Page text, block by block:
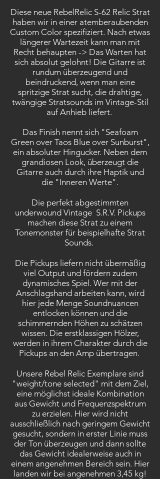
Diese neue RebelRelic S-62 Relic Strat
haben wir in einer atemberaubenden
Custom Color spezifiziert. Nach etwas
längerer Wartezeit kann man mit
Recht behaupten -> Das Warten hat
sich absolut gelohnt! Die Gitarre ist
rundum überzeugend und
beindruckend, wenn man eine
spritzige Strat sucht, die drahtige,
twängige Stratsounds im Vintage-Stil
auf Anhieb liefert.
Das Finish nennt sich "Seafoam
Green over Taos Blue over Sunburst",
ein absoluter Hingucker. Neben dem
grandiosen Look, überzeugt die
Gitarre auch durch ihre Haptik und
die "Inneren Werte".
Die perfekt abgestimmten
underwound Vintage S.R.V. Pickups
machen diese Strat zu einem
Tonemonster für beispielhafte Strat
Sounds.
Die Pickups liefern nicht übermäßig
viel Output und fördern zudem
dynamisches Spiel. Wer mit der
Anschlagshand arbeiten kann, wird
hier jede Menge Soundnuancen
entlocken können und die
schimmernden Höhen zu schätzen
wissen. Die erstklassigen Hölzer,
werden in ihrem Charakter durch die
Pickups an den Amp übertragen.
Unsere Rebel Relic Exemplare sind
"weight/tone selected" mit dem Ziel,
eine möglichst ideale Kombination
aus Gewicht und Frequenzspektrum
zu erzielen. Hier wird nicht
ausschließlich nach geringem Gewicht
gesucht, sondern in erster Linie muss
der Ton überzeugen und dann sollte
das Gewicht idealerweise auch in
einem angenehmen Bereich sein. Hier
landen wir bei angenehmen 3,45 kg!